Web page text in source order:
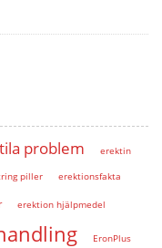
problem
erektin
piller erektionsfakta
erektion hjälpmedel
EronPlus